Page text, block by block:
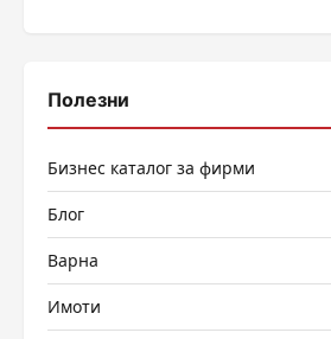
Полезни
Бизнес каталог за фирми
Блог
Варна
Имоти